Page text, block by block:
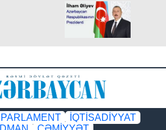
PARLAMENT
İQTİSADİYYAT